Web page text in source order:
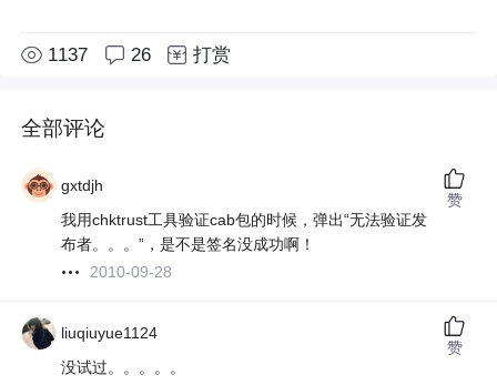
1137 26 打赏
全部评论
gxtdjh
我用chktrust工具验证cab包的时候，弹出“无法验证发
布者。。。”，是不是签名没成功啊！
2010-09-28
赞
liuqiuyue1124
没试过。。。。。
赞